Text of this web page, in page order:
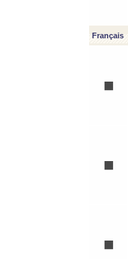
Français